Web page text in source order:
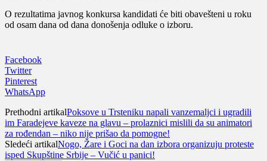
O rezultatima javnog konkursa kandidati će biti obavešteni u roku
od osam dana od dana donošenja odluke o izboru.
Facebook
Twitter
Pinterest
WhatsApp
Prethodni artikalPoksove u Trsteniku napali vanzemaljci i ugradili
im Faradejeve kaveze na glavu – prolaznici mislili da su animatori
za rođendan – niko nije prišao da pomogne!
Sledeći artikalNogo, Žare i Goci na dan izbora organizuju proteste
isped Skupštine Srbije – Vučić u panici!